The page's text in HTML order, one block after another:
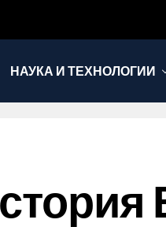
НАУКА И ТЕХНОЛОГИИ